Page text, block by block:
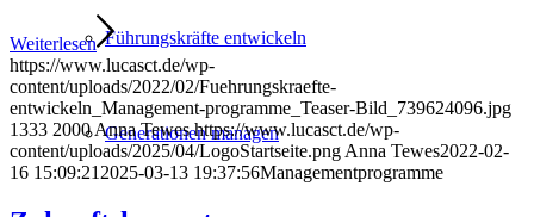
Führungskräfte entwickeln
Generationen managen
Weiterlesen
https://www.lucasct.de/wp-
content/uploads/2022/02/Fuehrungskraefte-
entwickeln_Management-programme_Teaser-Bild_739624096.jpg
1333 2000 Anna Tewes https://www.lucasct.de/wp-
content/uploads/2025/04/LogoStartseite.png Anna Tewes2022-02-
16 15:09:21 2025-03-13 19:37:56Managementprogramme